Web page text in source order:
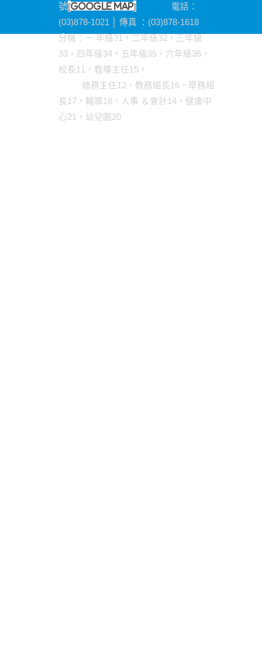
號[google map]
電話：
(03)878-1021 │ 傳真 ：(03)878-1618
分機 ：一 年級31，二年級32，三年級
33，四年級34，五年級35，六年級36，
校長11，教導主任15，
總務主任12，教務組長16，學務組
長17，輔導18，人事 ＆會計14，健康中
心21，幼兒園20